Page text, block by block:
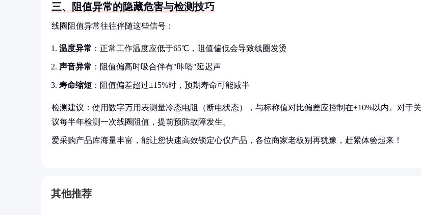
三、阻值异常的隐藏危害与检测技巧
线圈阻值异常往往伴随这些信号：
温度异常 ：正常工作温度应低于65℃，阻值偏低会导致线圈发烫
声音异常 ：阻值偏高时吸合伴有"咔嗒"延迟声
寿命缩短 ：阻值偏差超过±15%时，预期寿命可能减半
检测建议：使用数字万用表测量冷态电阻（断电状态），与标称值对比偏差应控制在±10%以内。对于
议每半年检测一次线圈阻值，提前预防故障发生。
爱采购产品库海量丰富，能让您快速高效锁定心仪产品，各位商家老板别再犹豫，赶紧体验起来！
其他推荐